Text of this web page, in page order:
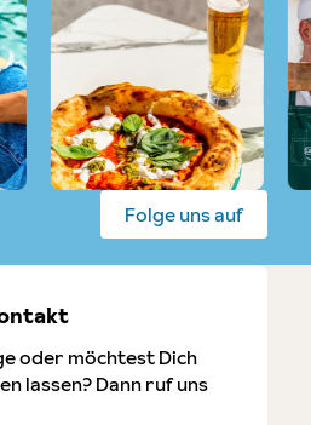
Folge uns auf
oder möchtest Dich
lassen? Dann ruf uns